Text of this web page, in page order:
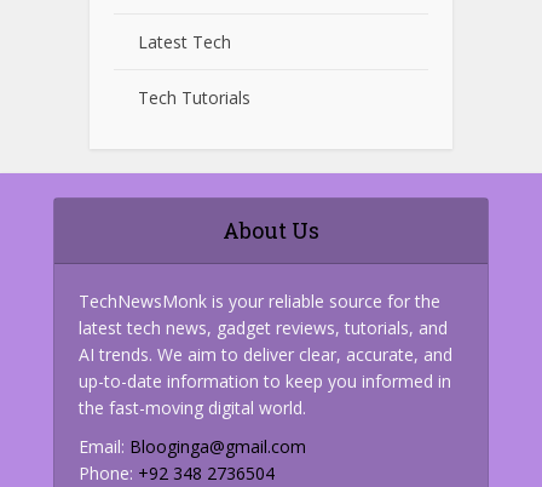
Latest Tech
Tech Tutorials
About Us
TechNewsMonk is your reliable source for the
latest tech news, gadget reviews, tutorials, and
AI trends. We aim to deliver clear, accurate, and
up-to-date information to keep you informed in
the fast-moving digital world.
Email: Blooginga@gmail.com
Phone: +92 348 2736504